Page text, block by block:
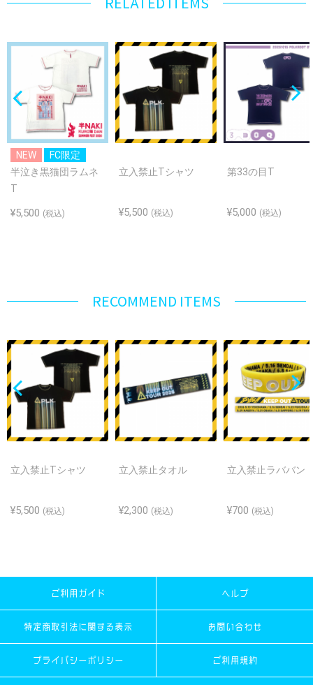
NEW
FC限定
半泣き黒猫団ラムネ
T
¥5,500 (税込)
立入禁止Tシャツ
¥5,500 (税込)
第33の目T
¥5,000 (税込)
RECOMMEND ITEMS
立入禁止Tシャツ
¥5,500 (税込)
立入禁止タオル
¥2,300 (税込)
立入禁止ラババン
¥700 (税込)
ご利用ガイド ヘルプ
特定商取引法に関する表示 お問い合わせ
プライバシーポリシー ご利用規約